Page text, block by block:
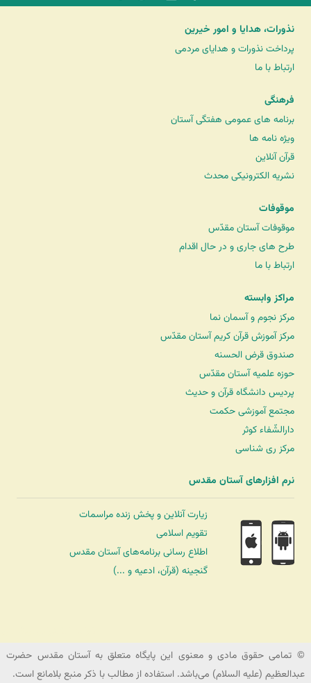
نذورات، هدایا و امور خیرین
پرداخت نذورات و هدایای مردمی
ارتباط با ما
فرهنگی
برنامه های عمومی هفتگی آستان
ویژه نامه ها
قرآن آنلاین
نشریه الکترونیکی محدث
موقوفات
موقوفات آستان مقدّس
طرح های جاری و در حال اقدام
ارتباط با ما
مراکز وابسته
مرکز نجوم و آسمان نما
مرکز آموزش قرآن کریم آستان مقدّس
صندوق قرض الحسنه
حوزه علمیه آستان مقدّس
پردیس دانشگاه قرآن و حدیث
مجتمع آموزشی حکمت
دارالشّفاء کوثر
مرکز ری شناسی
نرم افزارهای آستان مقدس
زیارت آنلاین و پخش زنده مراسمات
تقویم اسلامی
اطلاع رسانی برنامه‌های آستان مقدس
گنجینه (قرآن، ادعیه و ...)
© تمامی حقوق مادی و معنوی این پایگاه متعلق به آستان مقدس حضرت
عبدالعظیم (علیه السلام) می‌باشد. استفاده از مطالب با ذکر منبع بلامانع است.